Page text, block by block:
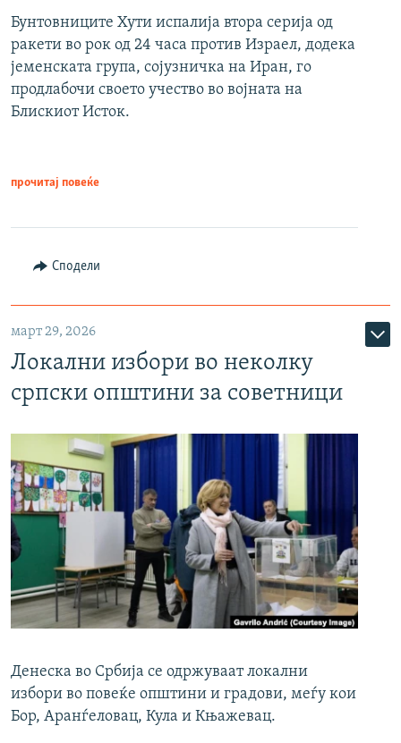
Бунтовниците Хути испалија втора серија од
ракети во рок од 24 часа против Израел, додека
јеменската група, сојузничка на Иран, го
продлабочи своето учество во војната на
Блискиот Исток.
прочитај повеќе
Сподели
март 29, 2026
Локални избори во неколку
српски општини за советници
Денеска во Србија се одржуваат локални
избори во повеќе општини и градови, меѓу кои
Бор, Аранѓеловац, Кула и Књажевац.